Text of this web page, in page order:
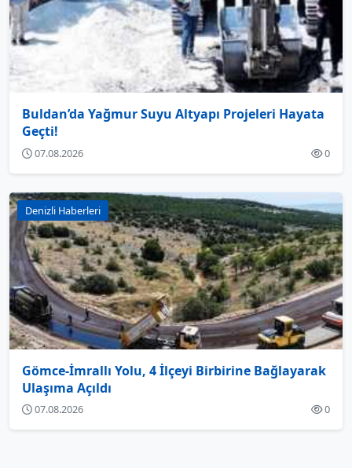
Buldan’da Yağmur Suyu Altyapı Projeleri Hayata
Geçti!
07.08.2026 0
Denizli Haberleri
Gömce-İmrallı Yolu, 4 İlçeyi Birbirine Bağlayarak
Ulaşıma Açıldı
07.08.2026 0